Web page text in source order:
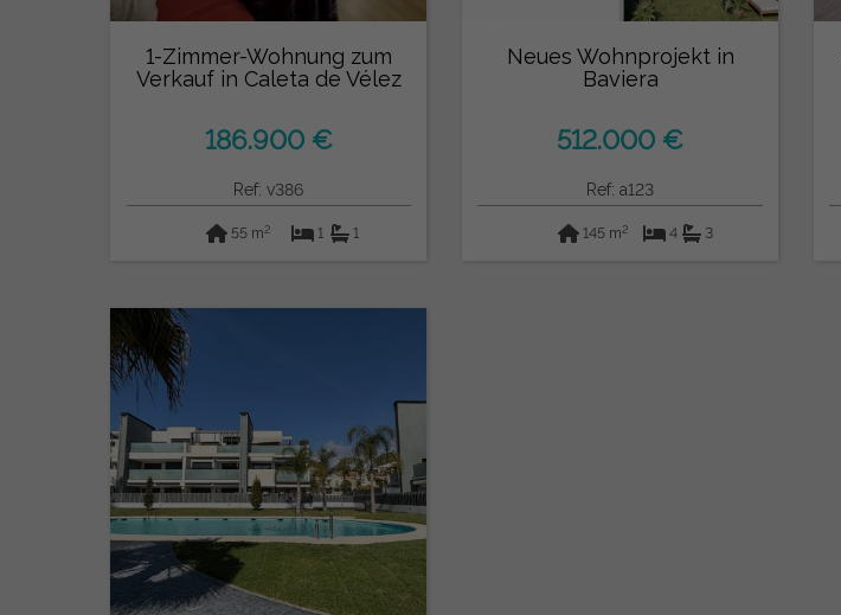
1-Zimmer-Wohnung zum
Verkauf in Caleta de Vélez
186.900 €
Ref: v386
55 m2 1 1
Neues Wohnprojekt in
Baviera
512.000 €
Ref: a123
145 m2 4 3